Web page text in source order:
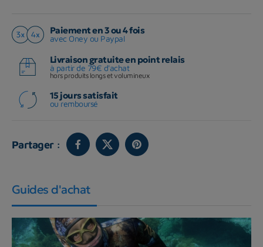
Paiement en 3 ou 4 fois
avec Oney ou Paypal
Livraison gratuite en point relais
à partir de 79€ d'achat
hors produits longs et volumineux
15 jours satisfait
ou remboursé
Partager :
Guides d'achat